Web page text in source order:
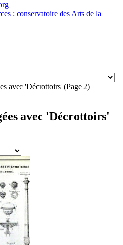
: conservatoire des Arts de la
avec 'Décrottoirs' (Page 2)
avec 'Décrottoirs'